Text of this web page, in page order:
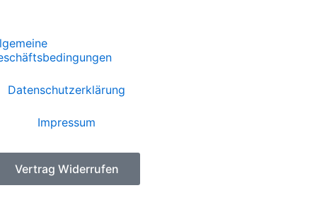
Datenschutzerklärung
Impressum
Vertrag Widerrufen